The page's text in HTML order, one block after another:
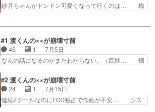
紗月ちゃんがドンドン可愛くなって行くのは… 梅
な後輩ポジの子で可愛いです。1話… 相変わらず
気になってしまう絡み方する紗月… 今期のヒロイ
ンレースに待ったをかける、真… 今回はラブコメ
要素満載真輝奈の本格参戦で… 新キャラの子がグ
イグイきますという流れ。… ハァハァが長かった
なｗ紫さんは受け入れ態…
#1 渡くんの××が崩壊寸前
46 1
7月5日
なんの話になるのかまだわからない。（百姓… 畑
公とヒロイン両方に共感が湧かない系ア… 小４）
くっそかわああああああああああああ… 幼馴染が
元畑荒らしとかパワフルな味付けだ… 紗月の言動
がミステリアスで引き込まれる。… 怖かったよう
#2 渡くんの××が崩壊寸前
24 1
7月15日
連続2クールなのにFOD独占で作画が不安… シス